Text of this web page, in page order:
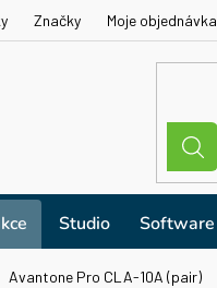
Značky Moje objednávka
Studio Software
Avantone Pro CLA-10A (pair)